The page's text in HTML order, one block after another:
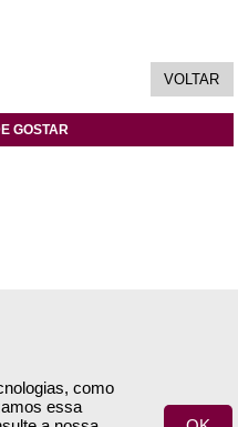
como
essa
GOSTAR
& Pagamentos